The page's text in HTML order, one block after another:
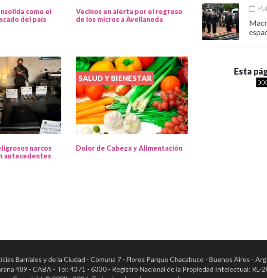
como el
del país
Vecinos en alerta por el regreso
de los micros a Avellaneda
narcos
antecedentes
SALUD Y BIENESTAR
Dolor de Cabeza y Alimentación
Esta
Barriales y de la Ciudad - Comuna 7 - Flores Parque Chacabuco - Buenos Aires -
489 - CABA - Tel: 4371 - 6330 - Registro Nacional de la Propiedad Intelectual: